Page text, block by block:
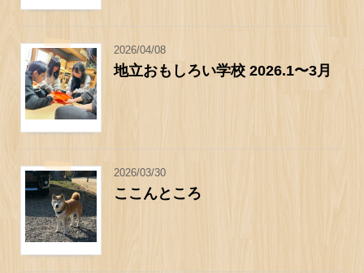
2026/04/08
地立おもしろい学校 2026.1〜3月
2026/03/30
ここんところ